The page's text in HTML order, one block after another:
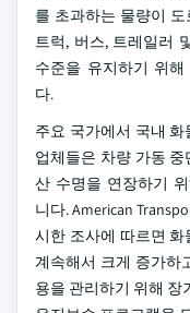
를 초과하는 물량이
트럭, 버스, 트레일러
수준을 유지하기 위
다.
주요 국가에서 국내
업체들은 차량 가동
산 수명을 연장하기
니다. American
시한 조사에 따르면
계속해서 크게 증가하
용을 관리하기 위해 장